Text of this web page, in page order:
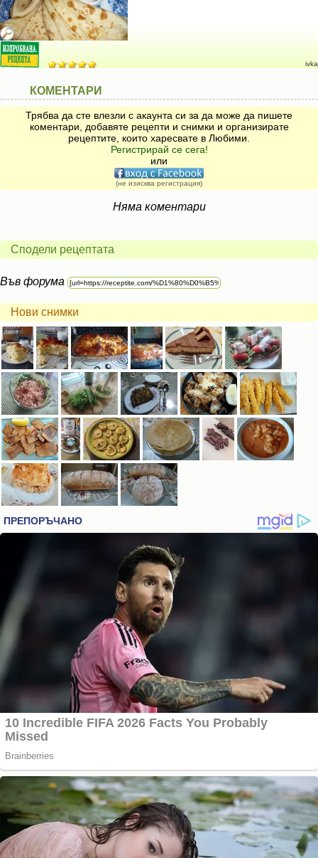
ivka
КОМЕНТАРИ
Трябва да сте влезли с акаунта си за да може да пишете
коментари, добавяте рецепти и снимки и организирате
рецептите, които харесвате в Любими.
Регистрирай се сега!
или
(не изисква регистрация)
Няма коментари
Сподели рецептата
Във форума
Нови снимки